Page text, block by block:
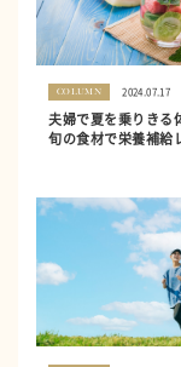
COLUMN 2024.07.17
夫婦で夏を乗りきる
旬の食材で栄養補給